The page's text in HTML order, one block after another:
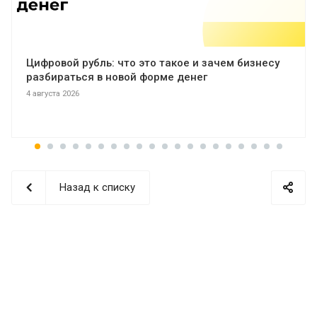
Цифровой рубль: что это такое и зачем бизнесу
разбираться в новой форме денег
4 августа 2026
Назад к списку